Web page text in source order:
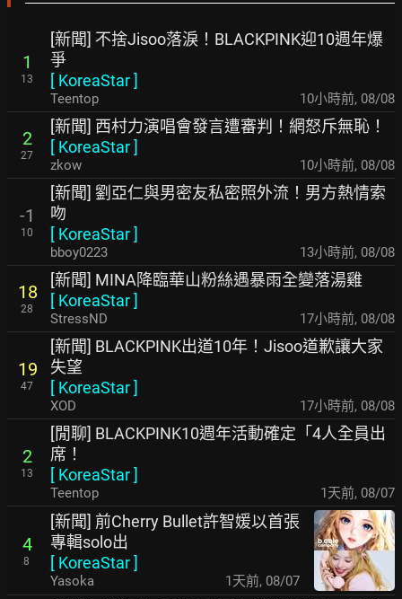
1
13
[新聞] 不捨Jisoo落淚！BLACKPINK迎10週年爆
爭
[ KoreaStar]
Teentop 10小時前, 08/08
2
27
[新聞] 西村力演唱會發言遭審判！網怒斥無恥！
[ KoreaStar]
zkow 10小時前, 08/08
-1
10
[新聞] 劉亞仁與男密友私密照外流！男方熱情索
吻
[ KoreaStar]
bboy0223 13小時前, 08/08
18
28
[新聞] MINA降臨華山粉絲遇暴雨全變落湯雞
[ KoreaStar]
StressND 17小時前, 08/08
19
47
[新聞] BLACKPINK出道10年！Jisoo道歉讓大家
失望
[ KoreaStar]
XOD 17小時前, 08/08
2
13
[閒聊] BLACKPINK10週年活動確定「4人全員出
席！
[ KoreaStar]
Teentop 1天前, 08/07
4
8
[新聞] 前Cherry Bullet許智媛以首張
專輯solo出
[ KoreaStar]
Yasoka 1天前, 08/07